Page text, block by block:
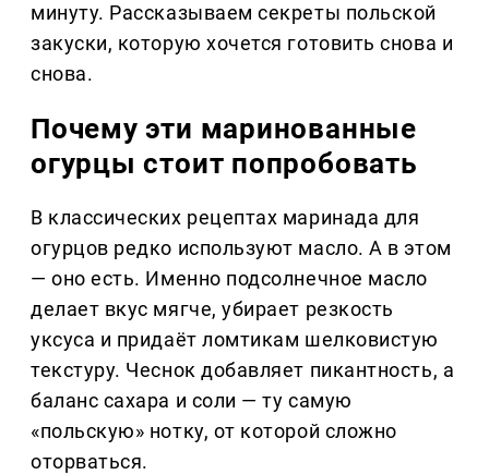
минуту. Рассказываем секреты польской
закуски, которую хочется готовить снова и
снова.
Почему эти маринованные
огурцы стоит попробовать
В классических рецептах маринада для
огурцов редко используют масло. А в этом
— оно есть. Именно подсолнечное масло
делает вкус мягче, убирает резкость
уксуса и придаёт ломтикам шелковистую
текстуру. Чеснок добавляет пикантность, а
баланс сахара и соли — ту самую
«польскую» нотку, от которой сложно
оторваться.